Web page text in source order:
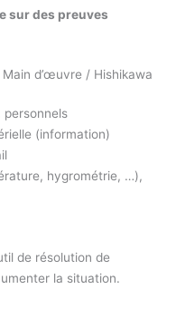
sur des preuves
d’œuvre / Hishikawa
personnels
(information)
hygrométrie, …),
de résolution de
la situation.